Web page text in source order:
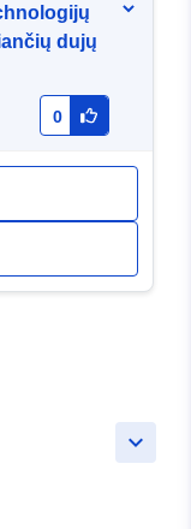
dujų
0
keyboard_arrow_down